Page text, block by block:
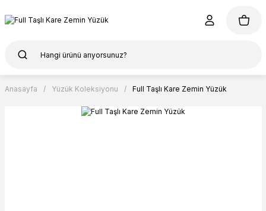
Anasayfa Yüzük Koleksiyonu Full Taşlı Kare Zemin Yüzük